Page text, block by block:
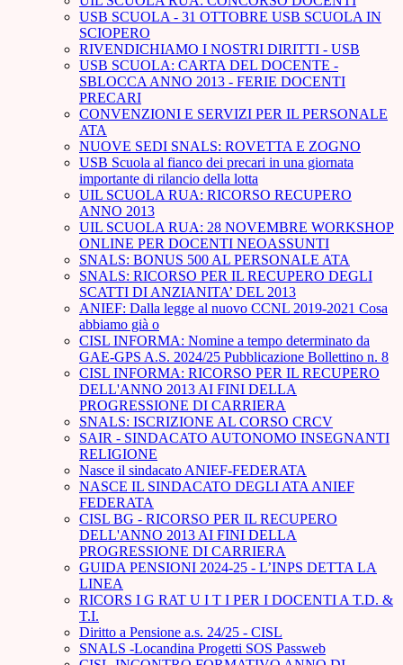
USB SCUOLA - 31 OTTOBRE USB SCUOLA IN
SCIOPERO
RIVENDICHIAMO I NOSTRI DIRITTI - USB
USB SCUOLA: CARTA DEL DOCENTE -
SBLOCCA ANNO 2013 - FERIE DOCENTI
PRECARI
CONVENZIONI E SERVIZI PER IL PERSONALE
ATA
NUOVE SEDI SNALS: ROVETTA E ZOGNO
USB Scuola al fianco dei precari in una giornata
importante di rilancio della lotta
UIL SCUOLA RUA: RICORSO RECUPERO
ANNO 2013
UIL SCUOLA RUA: 28 NOVEMBRE WORKSHOP
ONLINE PER DOCENTI NEOASSUNTI
SNALS: BONUS 500 AL PERSONALE ATA
SNALS: RICORSO PER IL RECUPERO DEGLI
SCATTI DI ANZIANITA’ DEL 2013
ANIEF: Dalla legge al nuovo CCNL 2019-2021 Cosa
abbiamo già o
CISL INFORMA: Nomine a tempo determinato da
GAE-GPS A.S. 2024/25 Pubblicazione Bollettino n. 8
CISL INFORMA: RICORSO PER IL RECUPERO
DELL'ANNO 2013 AI FINI DELLA
PROGRESSIONE DI CARRIERA
SNALS: ISCRIZIONE AL CORSO CRCV
SAIR - SINDACATO AUTONOMO INSEGNANTI
RELIGIONE
Nasce il sindacato ANIEF-FEDERATA
NASCE IL SINDACATO DEGLI ATA ANIEF
FEDERATA
CISL BG - RICORSO PER IL RECUPERO
DELL'ANNO 2013 AI FINI DELLA
PROGRESSIONE DI CARRIERA
GUIDA PENSIONI 2024-25 - L’INPS DETTA LA
LINEA
RICORS I G RAT U I T I PER I DOCENTI A T.D. &
T.I.
Diritto a Pensione a.s. 24/25 - CISL
SNALS -Locandina Progetti SOS Passweb